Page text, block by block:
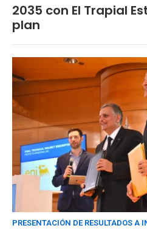
2035 con El Trapial
plan
PRESENTACIÓN DE RESULTADOS A